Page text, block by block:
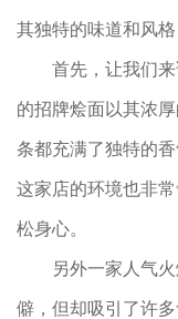
其独特的味道和风格
首先，让我们
的招牌烩面以其浓
条都充满了独特的
这家店的环境也非
松身心。
另外一家人气
僻，但却吸引了许